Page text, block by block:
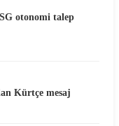
otonomi talep
Kürtçe mesaj